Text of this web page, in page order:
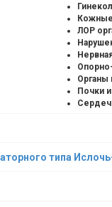
ЛОР
Органы
Почки
типа